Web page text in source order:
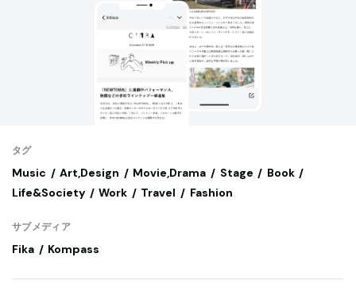
タグ
Music Art,Design Movie,Drama Stage
Book
Life&Society
Work Travel Fashion
サブメディア
Fika Kompass